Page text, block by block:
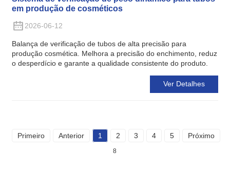
em produção de cosméticos
2026-06-12
Balança de verificação de tubos de alta precisão para
produção cosmética. Melhora a precisão do enchimento, reduz
o desperdício e garante a qualidade consistente do produto.
Ver Detalhes
Primeiro Anterior 1 2 3 4 5 Próximo
8